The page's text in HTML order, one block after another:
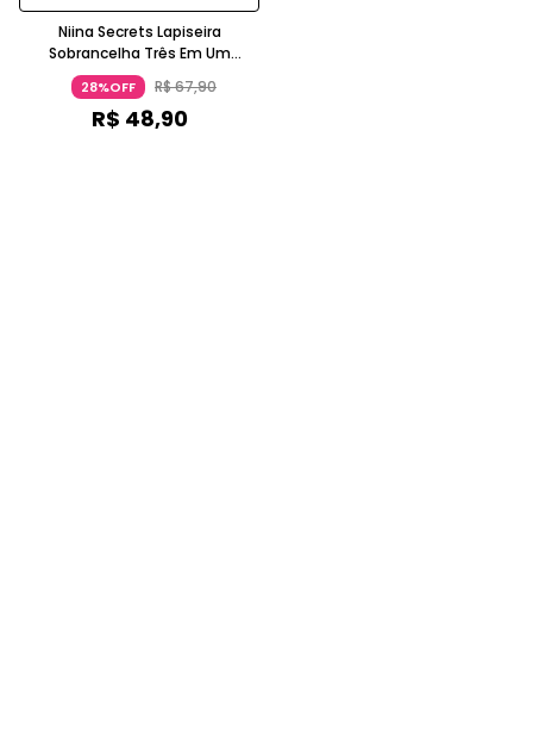
Niina Secrets Lapiseira
Sobrancelha Três Em Um
Acabamento Natural Fixação
Doze Horas Marrom Eudora
28%OFF R$67,90
R$ 48,90